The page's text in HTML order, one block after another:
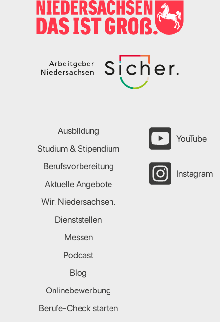
Ausbildung
Studium & Stipendium
Berufsvorbereitung
Aktuelle Angebote
Wir. Niedersachsen.
Dienststellen
Messen
Podcast
Blog
Onlinebewerbung
Berufe-Check starten
YouTube
Instagram